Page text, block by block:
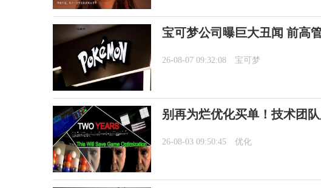
宝可梦公司曝巨大丑闻 前高
26-08-07 09:32:08 宝可梦
别再为烂优化买单！技术团
26-08-03 09:50:45 优化